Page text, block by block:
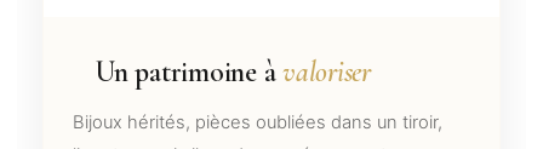
Un patrimoine àvaloriser
Bijoux hérités, pièces oubliées dans un tiroir,